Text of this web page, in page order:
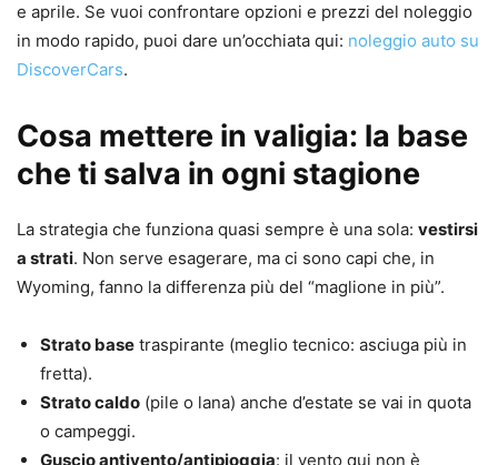
e aprile. Se vuoi confrontare opzioni e prezzi del noleggio
in modo rapido, puoi dare un’occhiata qui: noleggio auto su
DiscoverCars.
Cosa mettere in valigia: la base
che ti salva in ogni stagione
La strategia che funziona quasi sempre è una sola: vestirsi
a strati. Non serve esagerare, ma ci sono capi che, in
Wyoming, fanno la differenza più del “maglione in più”.
Strato base traspirante (meglio tecnico: asciuga più in
fretta).
Strato caldo (pile o lana) anche d’estate se vai in quota
o campeggi.
Guscio antivento/antipioggia: il vento qui non è